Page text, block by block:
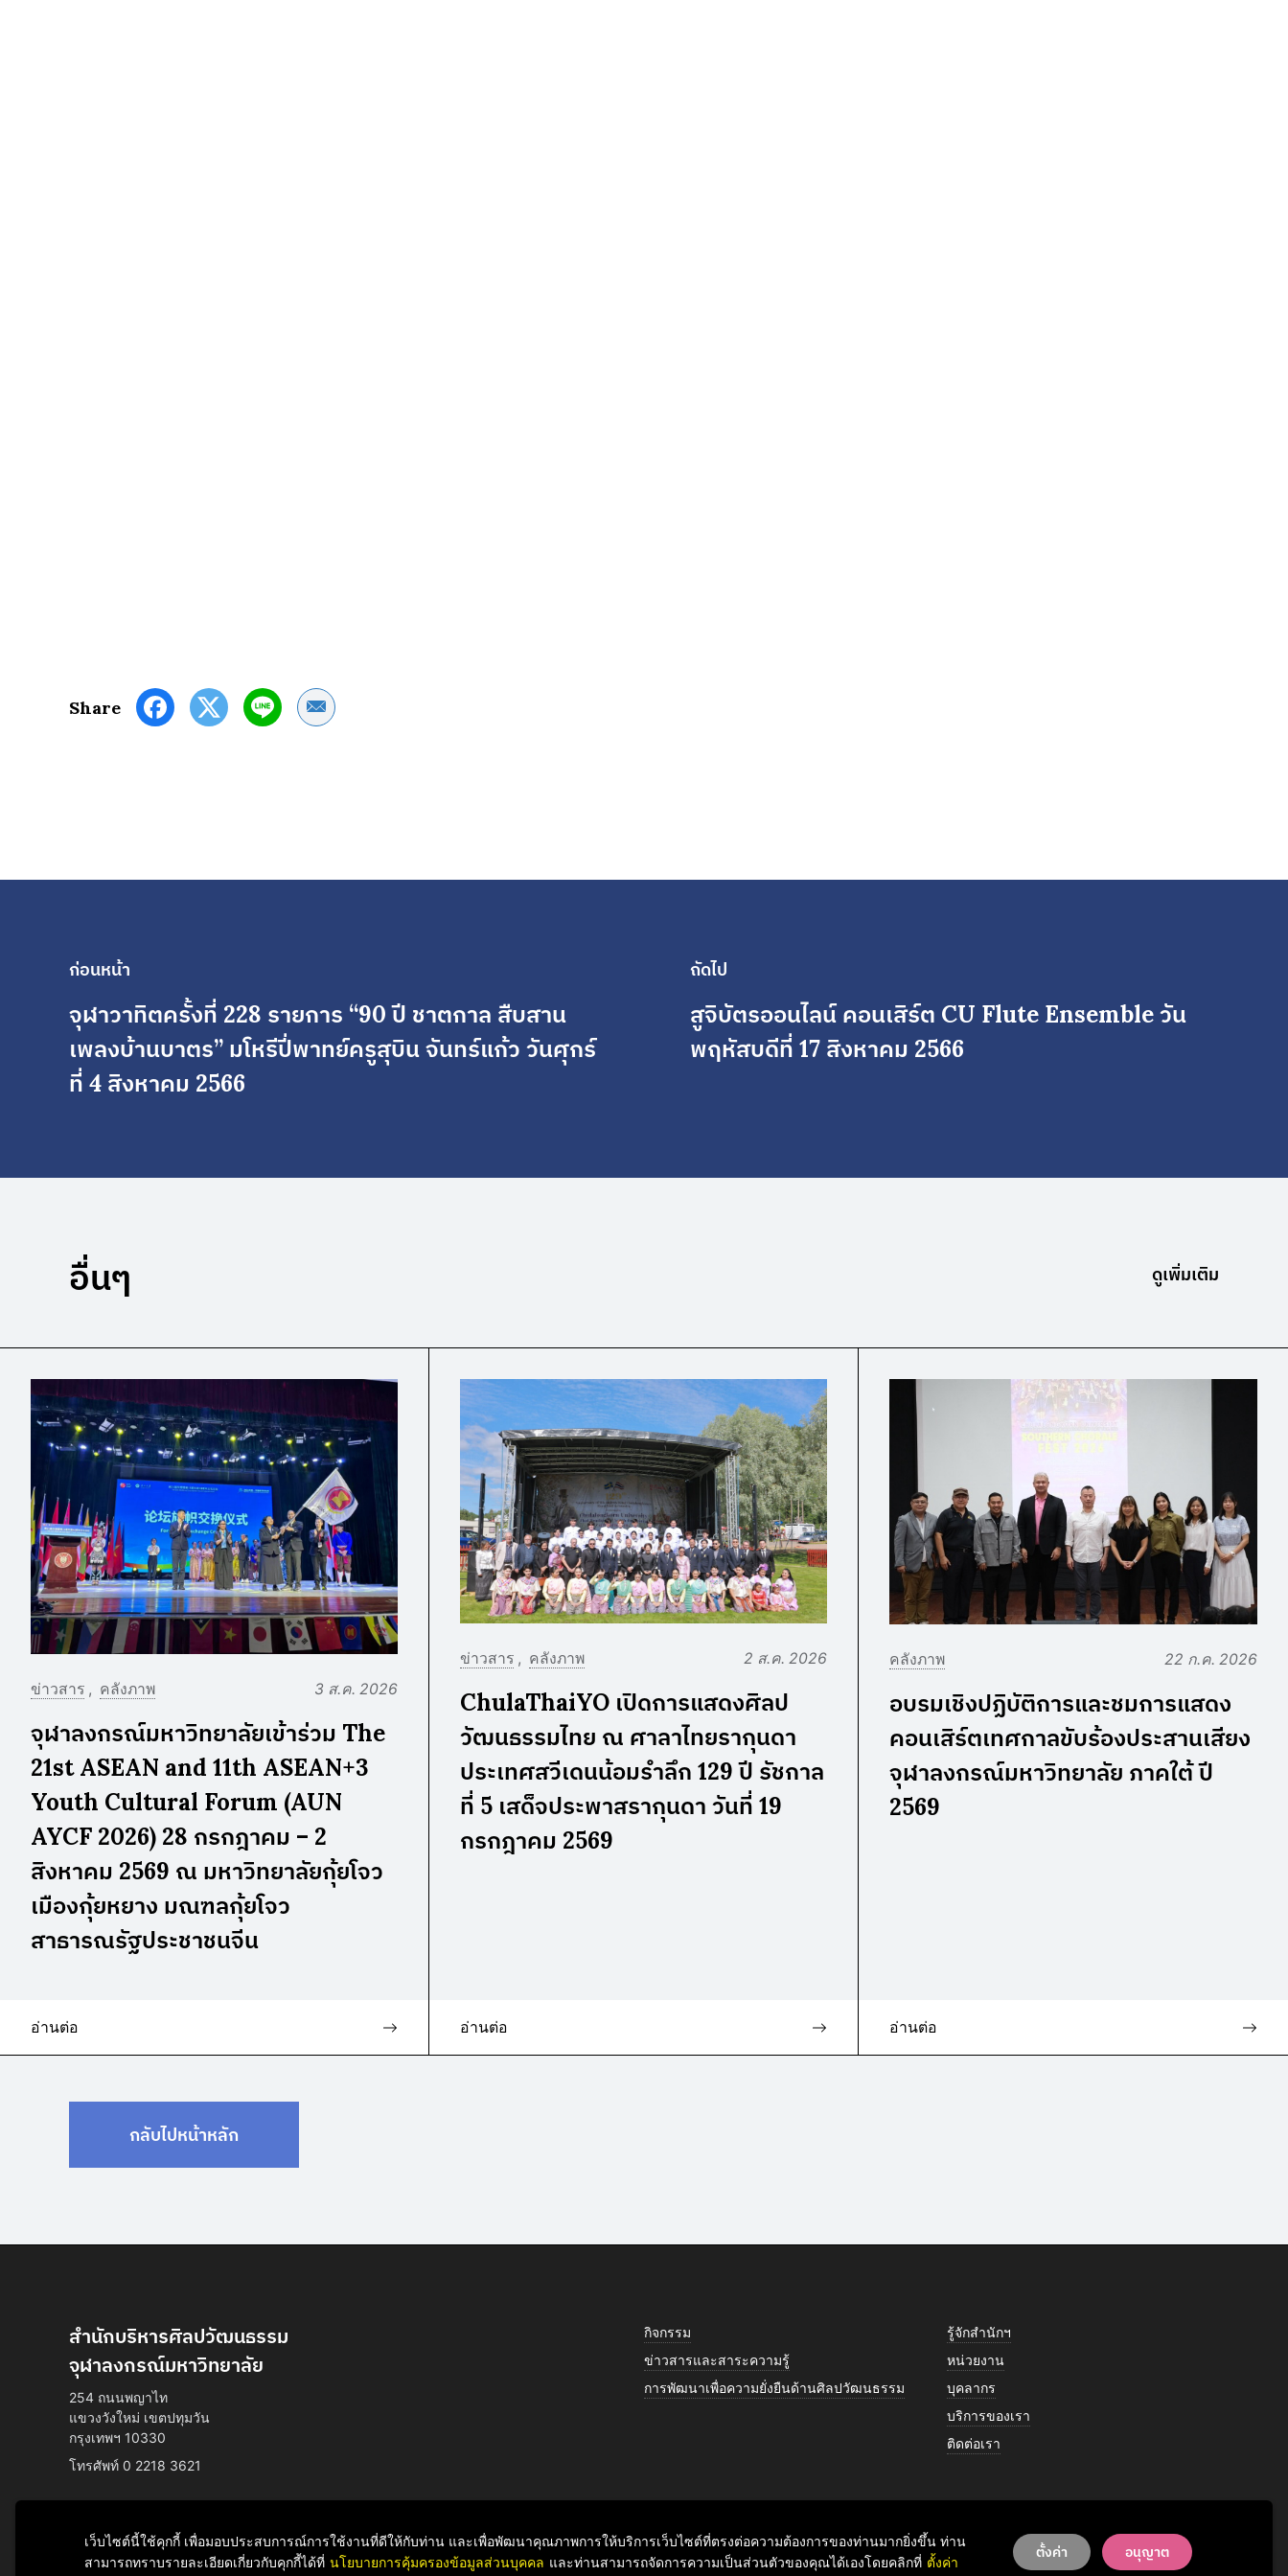
Share Share by Email
ก่อนหน้า
จุฬาวาทิตครั้งที่ 228 รายการ “90 ปี ชาตกาล สืบสาน
เพลงบ้านบาตร” มโหรีปี่พาทย์ครูสุบิน จันทร์แก้ว วันศุกร์
ที่ 4 สิงหาคม 2566
ถัดไป
สูจิบัตรออนไลน์ คอนเสิร์ต CU Flute Ensemble วัน
พฤหัสบดีที่ 17 สิงหาคม 2566
อื่นๆ ดูเพิ่มเติม
ข่าวสาร คลังภาพ 3 ส.ค. 2026
จุฬาลงกรณ์มหาวิทยาลัยเข้าร่วม The
21st ASEAN and 11th ASEAN+3
Youth Cultural Forum (AUN
AYCF 2026) 28 กรกฎาคม – 2
สิงหาคม 2569 ณ มหาวิทยาลัยกุ้ยโจว
เมืองกุ้ยหยาง มณฑลกุ้ยโจว
สาธารณรัฐประชาชนจีน
อ่านต่อ
ข่าวสาร คลังภาพ 2 ส.ค. 2026
ChulaThaiYO เปิดการแสดงศิลป
วัฒนธรรมไทย ณ ศาลาไทยรากุนดา
ประเทศสวีเดนน้อมรำลึก 129 ปี รัชกาล
ที่ 5 เสด็จประพาสรากุนดา วันที่ 19
กรกฎาคม 2569
อ่านต่อ
คลังภาพ 22 ก.ค. 2026
อบรมเชิงปฏิบัติการและชมการแสดง
คอนเสิร์ตเทศกาลขับร้องประสานเสียง
จุฬาลงกรณ์มหาวิทยาลัย ภาคใต้ ปี
2569
อ่านต่อ
กลับไปหน้าหลัก
สำนักบริหารศิลปวัฒนธรรม
จุฬาลงกรณ์มหาวิทยาลัย
254 ถนนพญาไท
แขวงวังใหม่ เขตปทุมวัน
กรุงเทพฯ 10330
โทรศัพท์ 0 2218 3621
กิจกรรม
ข่าวสารและสาระความรู้
การพัฒนาเพื่อความยั่งยืนด้านศิลปวัฒนธรรม
รู้จักสำนักฯ
หน่วยงาน
บุคลากร
บริการของเรา
ติดต่อเรา
Facebook YouTube LINE Instagram TikTok © 2026 Office of Art & Culture, Chulalongkorn University
เว็บไซต์นี้ใช้คุกกี้ เพื่อมอบประสบการณ์การใช้งานที่ดีให้กับท่าน และเพื่อพัฒนาคุณภาพการให้บริการเว็บไซต์ที่ตรงต่อความต้องการของท่านมากยิ่งขึ้น ท่าน
สามารถทราบรายละเอียดเกี่ยวกับคุกกี้ได้ที่ นโยบายการคุ้มครองข้อมูลส่วนบุคคล และท่านสามารถจัดการความเป็นส่วนตัวของคุณได้เองโดยคลิกที่ ตั้งค่า
ตั้งค่า อนุญาต